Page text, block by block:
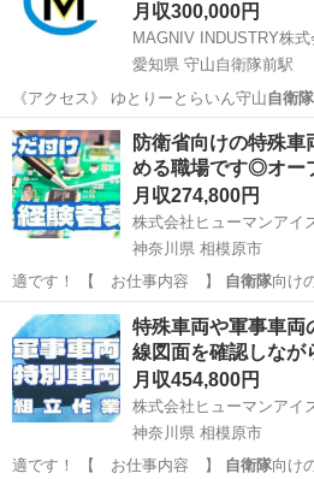
月収300,000円
MAGNIV INDUSTRY株式
愛知県 守山自衛隊前駅
《アクセス》 ゆとりーとらいん守山自衛隊
待遇》 社…
愛知 名古屋市 守山自衛隊前駅
防衛省向けの特殊
める職場です◎オー
月収274,800円
株式会社ヒューマンアイ
神奈川県 相模原市
適です！ 【 お仕事内容 】 自衛隊向け
部品の組…
神奈川 相模原市 工場 業務
特殊車両や軍事車両
線図面を確認しな
月収454,800円
株式会社ヒューマンアイ
神奈川県 相模原市
適です！ 【 お仕事内容 】 自衛隊向け